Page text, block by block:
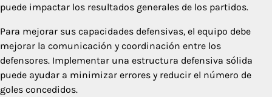
puede impactar los resultados generales de los partidos.
Para mejorar sus capacidades defensivas, el equipo debe
mejorar la comunicación y coordinación entre los
defensores. Implementar una estructura defensiva sólida
puede ayudar a minimizar errores y reducir el número de
goles concedidos.